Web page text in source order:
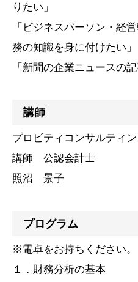
りたい」
「ビジネスパーソン・経
務の知識を身に付けたい」
「新聞の企業ニュースの
講師
プロビティコンサルティ
講師 公認会計士
照沼 景子
プログラム
※電卓をお持ちください。
１．財務分析の基本